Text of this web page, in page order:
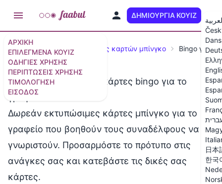
ΑΡΧΙΚΉ
ΕΠΙΛΕΓΜΈΝΑ ΚΟΥΊΖ
ΟΔΗΓΊΕΣ ΧΡΉΣΗΣ
ΠΕΡΙΠΤΏΣΕΙΣ ΧΡΉΣΗΣ
ΤΙΜΟΛΌΓΗΣΗ
ΕΊΣΟΔΟΣ
ΔΗΜΙΟΥΡΓΊΑ ΚΟΥΊΖ
日本
한국
Οδηγοί Δωρεάν δημιουργός καρτών μπίνγκο Bingo
Δωρεάν εκτυπώσιμες κάρτες bingo για το
γραφείο
Δωρεάν εκτυπώσιμες κάρτες μπίνγκο για το
γραφείο που βοηθούν τους συναδέλφους να
γνωριστούν. Προσαρμόστε το πρότυπο στις
ανάγκες σας και κατεβάστε τις δικές σας
κάρτες.